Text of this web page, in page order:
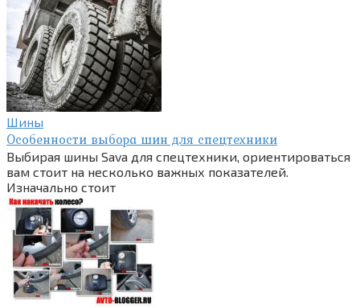
Шины
Особенности выбора шин для спецтехники
Выбирая шины Sava для спецтехники, ориентироваться
вам стоит на несколько важных показателей.
Изначально стоит